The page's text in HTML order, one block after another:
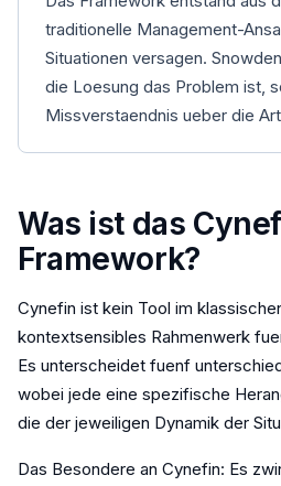
traditionelle Management-
Situationen versagen.
die Loesung das Problem ist,
Missverstaendnis ueber die
Was ist das
Framework?
Cynefin ist kein Tool im
kontextsensibles Rahmenwerk
Es unterscheidet fuenf
wobei jede eine spezifische
die der jeweiligen Dynamik der
Das Besondere an Cynefin: Es